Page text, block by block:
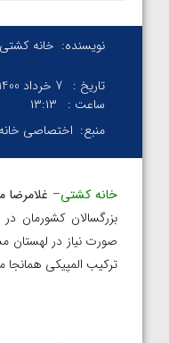
نویسنده: خانه کشتی
تاریخ : 7 خرداد 1400
ساعت :
۱۳:۱۳
منبع: اختصاصی
خانه کشتی–
بزرگسالان کشورمان
صورت نیاز در لهستان
ترکیب المپیکی